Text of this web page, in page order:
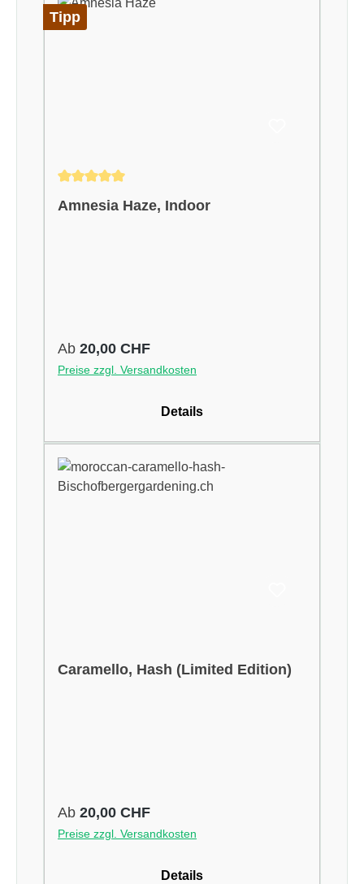
Tipp
Amnesia Haze, Indoor
Regulärer Preis:
Ab 20,00 CHF
Preise zzgl. Versandkosten
Details
Caramello, Hash (Limited Edition)
Regulärer Preis:
Ab 20,00 CHF
Preise zzgl. Versandkosten
Details